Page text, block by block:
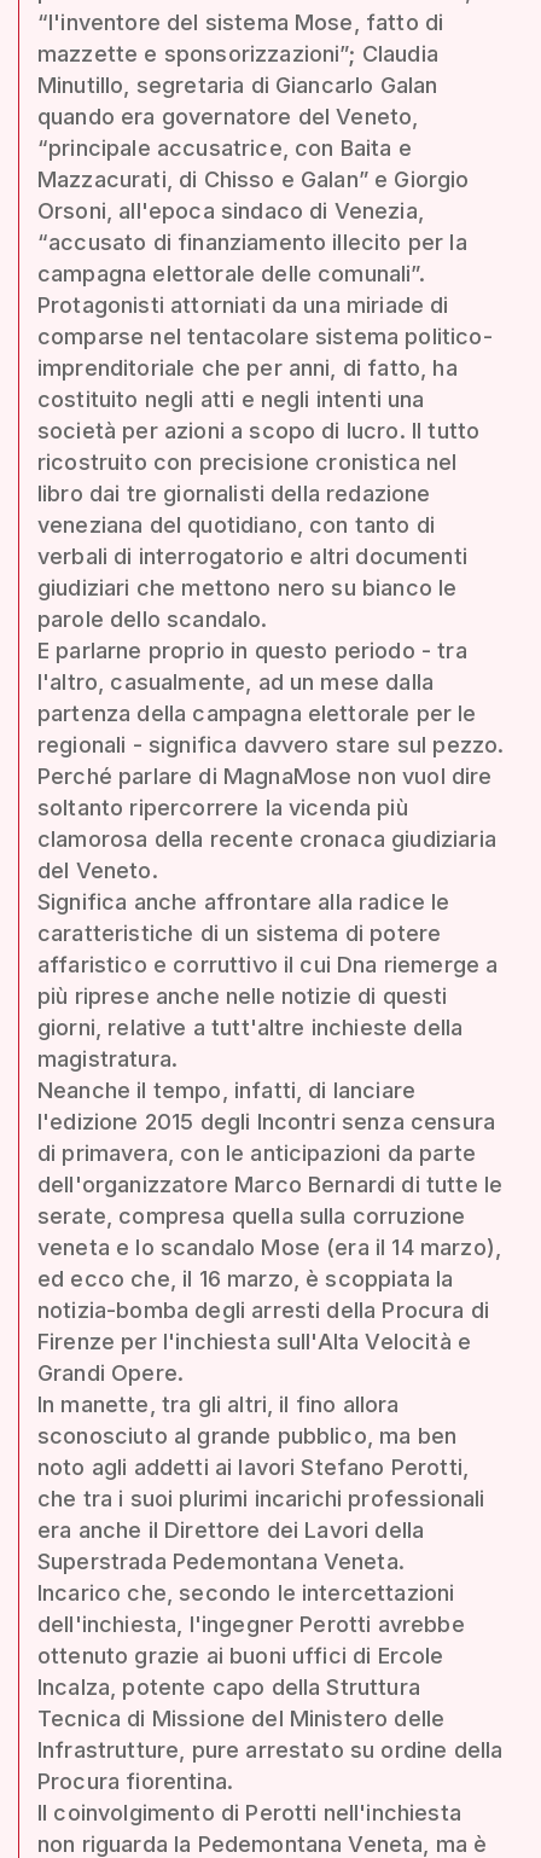
“l'inventore del sistema Mose, fatto di
mazzette e sponsorizzazioni”; Claudia
Minutillo, segretaria di Giancarlo Galan
quando era governatore del Veneto,
“principale accusatrice, con Baita e
Mazzacurati, di Chisso e Galan” e Giorgio
Orsoni, all'epoca sindaco di Venezia,
“accusato di finanziamento illecito per la
campagna elettorale delle comunali”.
Protagonisti attorniati da una miriade di
comparse nel tentacolare sistema politico-
imprenditoriale che per anni, di fatto, ha
costituito negli atti e negli intenti una
società per azioni a scopo di lucro. Il tutto
ricostruito con precisione cronistica nel
libro dai tre giornalisti della redazione
veneziana del quotidiano, con tanto di
verbali di interrogatorio e altri documenti
giudiziari che mettono nero su bianco le
parole dello scandalo.
E parlarne proprio in questo periodo - tra
l'altro, casualmente, ad un mese dalla
partenza della campagna elettorale per le
regionali - significa davvero stare sul pezzo.
Perché parlare di MagnaMose non vuol dire
soltanto ripercorrere la vicenda più
clamorosa della recente cronaca giudiziaria
del Veneto.
Significa anche affrontare alla radice le
caratteristiche di un sistema di potere
affaristico e corruttivo il cui Dna riemerge a
più riprese anche nelle notizie di questi
giorni, relative a tutt'altre inchieste della
magistratura.
Neanche il tempo, infatti, di lanciare
l'edizione 2015 degli Incontri senza censura
di primavera, con le anticipazioni da parte
dell'organizzatore Marco Bernardi di tutte le
serate, compresa quella sulla corruzione
veneta e lo scandalo Mose (era il 14 marzo),
ed ecco che, il 16 marzo, è scoppiata la
notizia-bomba degli arresti della Procura di
Firenze per l'inchiesta sull'Alta Velocità e
Grandi Opere.
In manette, tra gli altri, il fino allora
sconosciuto al grande pubblico, ma ben
noto agli addetti ai lavori Stefano Perotti,
che tra i suoi plurimi incarichi professionali
era anche il Direttore dei Lavori della
Superstrada Pedemontana Veneta.
Incarico che, secondo le intercettazioni
dell'inchiesta, l'ingegner Perotti avrebbe
ottenuto grazie ai buoni uffici di Ercole
Incalza, potente capo della Struttura
Tecnica di Missione del Ministero delle
Infrastrutture, pure arrestato su ordine della
Procura fiorentina.
Il coinvolgimento di Perotti nell'inchiesta
non riguarda la Pedemontana Veneta, ma è